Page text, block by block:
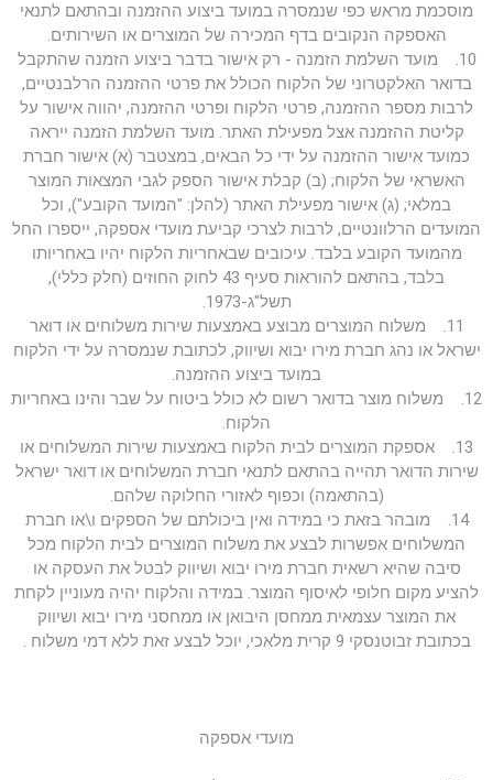
מוסכמת מראש כפי שנמסרה במועד ביצוע ההזמנה ובהתאם לתנאי
האספקה הנקובים בדף המכירה של המוצרים או השירותים.
10. מועד השלמת הזמנה - רק אישור בדבר ביצוע הזמנה שהתקבל
בדואר האלקטרוני של הלקוח הכולל את פרטי ההזמנה הרלבנטיים,
לרבות מספר ההזמנה, פרטי הלקוח ופרטי ההזמנה, יהווה אישור על
קליטת ההזמנה אצל מפעילת האתר. מועד השלמת הזמנה ייראה
כמועד אישור ההזמנה על ידי כל הבאים, במצטבר (א) אישור חברת
האשראי של הלקוח; (ב) קבלת אישור הספק לגבי המצאות המוצר
במלאי; (ג) אישור מפעילת האתר (להלן: "המועד הקובע"), וכל
המועדים הרלוונטיים, לרבות לצרכי קביעת מועדי אספקה, ייספרו החל
מהמועד הקובע בלבד. עיכובים שבאחריות הלקוח יהיו באחריותו
בלבד, בהתאם להוראות סעיף 43 לחוק החוזים (חלק כללי),
תשל"ג-1973.
11. משלוח המוצרים מבוצע באמצעות שירות משלוחים או דואר
ישראל או נהג חברת מירו יבוא ושיווק, לכתובת שנמסרה על ידי הלקוח
במועד ביצוע ההזמנה.
12. משלוח מוצר בדואר רשום לא כולל ביטוח על שבר והינו באחריות
הלקוח.
13. אספקת המוצרים לבית הלקוח באמצעות שירות המשלוחים או
שירות הדואר תהייה בהתאם לתנאי חברת המשלוחים או דואר ישראל
(בהתאמה) וכפוף לאזורי החלוקה שלהם.
14. מובהר בזאת כי במידה ואין ביכולתם של הספקים ו\או חברת
המשלוחים אפשרות לבצע את משלוח המוצרים לבית הלקוח מכל
סיבה שהיא רשאית חברת מירו יבוא ושיווק לבטל את העסקה או
להציע מקום חלופי לאיסוף המוצר. במידה והלקוח יהיה מעוניין לקחת
את המוצר עצמאית ממחסן היבואן או ממחסני מירו יבוא ושיווק
בכתובת זבוטנסקי 9 קרית מלאכי, יוכל לבצע זאת ללא דמי משלוח .
מועדי אספקה